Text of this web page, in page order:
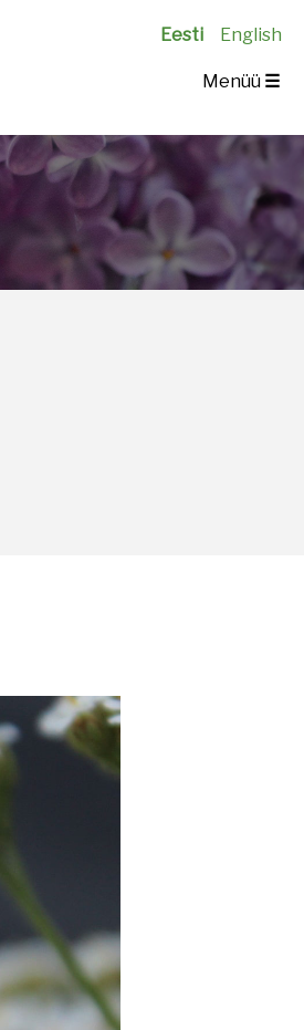
Eesti English
Menüü ☰